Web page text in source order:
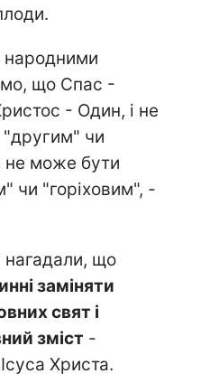
народними
що Спас -
- Один, і не
чи
не може бути
чи "горіховим", -
нагадали, що
заміняти
свят і
зміст -
Христа.